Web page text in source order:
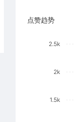
点赞趋势